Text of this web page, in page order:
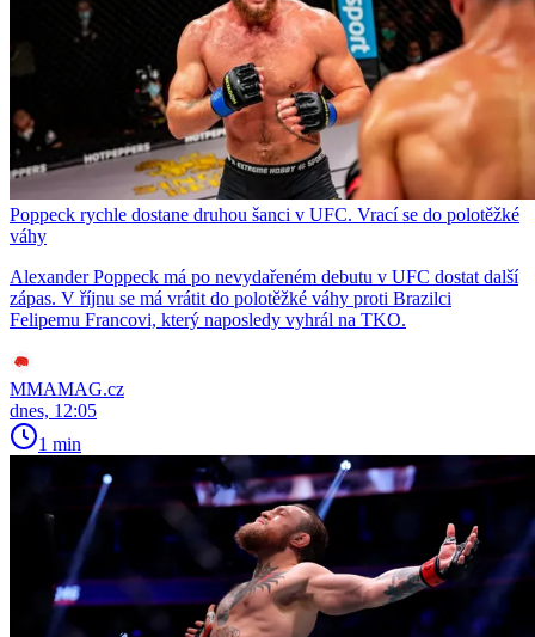
Poppeck rychle dostane druhou šanci v UFC. Vrací se do polotěžké
váhy
Alexander Poppeck má po nevydařeném debutu v UFC dostat další
zápas. V říjnu se má vrátit do polotěžké váhy proti Brazilci
Felipemu Francovi, který naposledy vyhrál na TKO.
MMAMAG.cz
dnes, 12:05
1 min